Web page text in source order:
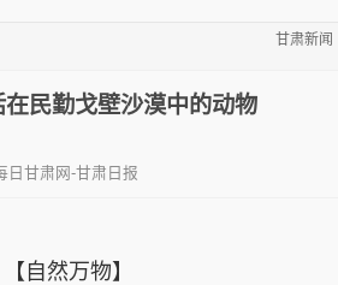
甘肃新闻
在民勤戈壁沙漠中的动物
日甘肃网-甘肃日报
【自然万物】